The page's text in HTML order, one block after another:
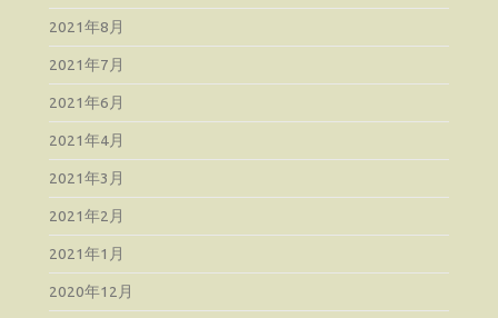
2021年8月
2021年7月
2021年6月
2021年4月
2021年3月
2021年2月
2021年1月
2020年12月